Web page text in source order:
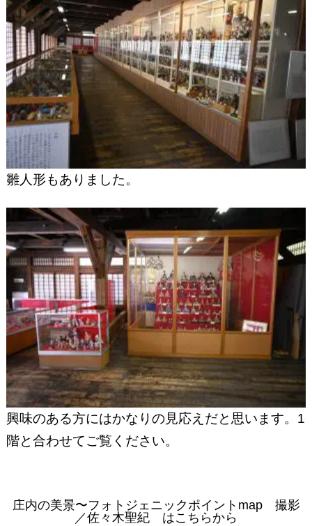
雛人形もありました。
興味のある方にはかなりの見応えだと思います。1
階と合わせてご覧ください。
庄内の美景〜フォトジェニックポイントmap 撮影
／佐々木聖紀 はこちらから